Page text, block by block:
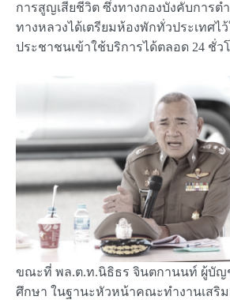
การสูญเสียชีวิต ซึ่งทางกองบังคับการต
ทางหลวงได้เตรียมห้องพักทั่วประเทศไ
ประชาชนเข้าใช้บริการได้ตลอด 24 ชั่ว
ขณะที่ พล.ต.ท.นิธิธร จินตกานนท์ ผู้บัญ
ศึกษา ในฐานะหัวหน้าคณะทำงานเสริ